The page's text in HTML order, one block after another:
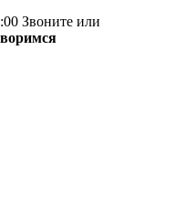
Звоните или